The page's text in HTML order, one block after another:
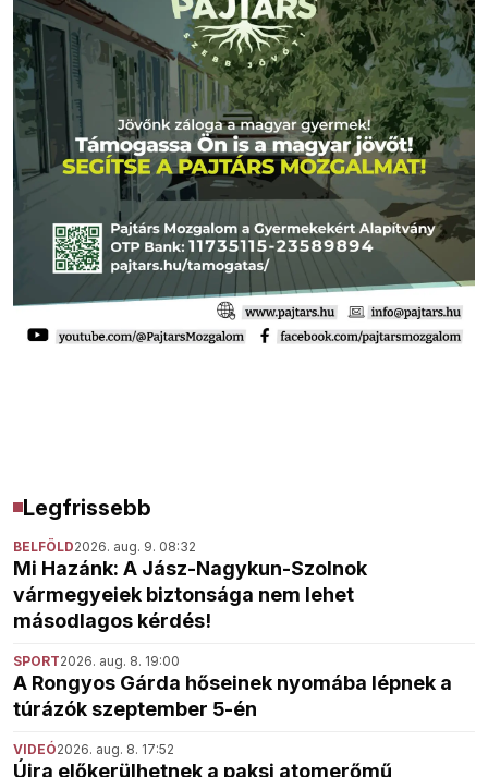
Legfrissebb
BELFÖLD2026. aug. 9. 08:32
Mi Hazánk: A Jász-Nagykun-Szolnok
vármegyeiek biztonsága nem lehet
másodlagos kérdés!
SPORT2026. aug. 8. 19:00
A Rongyos Gárda hőseinek nyomába lépnek a
túrázók szeptember 5-én
VIDEÓ2026. aug. 8. 17:52
Újra előkerülhetnek a paksi atomerőmű